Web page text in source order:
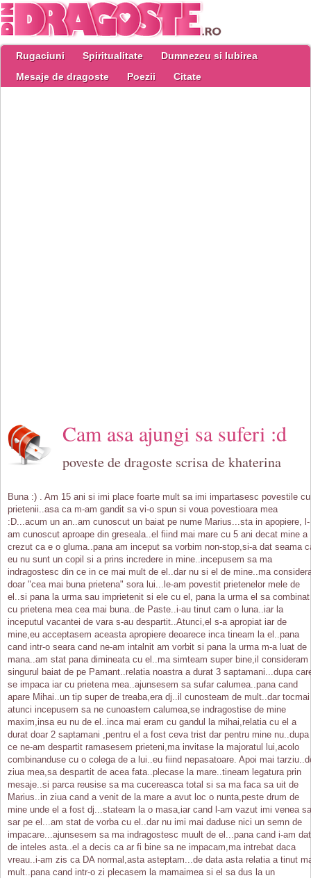
Rugaciuni Spiritualitate
Dumnezeu si Iubirea
Mesaje de dragoste
Poezii Citate
Cam asa ajungi sa suferi :d
poveste de dragoste scrisa de khaterina
Buna :) . Am 15 ani si imi place foarte mult sa imi impartasesc povestile cu
prietenii..asa ca m-am gandit sa vi-o spun si voua povestioara mea
:D...acum un an..am cunoscut un baiat pe nume Marius...sta in apopiere, l-
am cunoscut aproape din greseala..el fiind mai mare cu 5 ani decat mine a
crezut ca e o gluma..pana am inceput sa vorbim non-stop,si-a dat seama
eu nu sunt un copil si a prins incredere in mine..incepusem sa ma
indragostesc din ce in ce mai mult de el..dar nu si el de mine..ma
doar "cea mai buna prietena" sora lui...le-am povestit prietenelor mele de
el..si pana la urma sau imprietenit si ele cu el, pana la urma el sa combinat
cu prietena mea cea mai buna..de Paste..i-au tinut cam o luna..iar la
inceputul vacantei de vara s-au despartit..Atunci,el s-a apropiat iar de
mine,eu acceptasem aceasta apropiere deoarece inca tineam la el..pana
cand intr-o seara cand ne-am intalnit am vorbit si pana la urma m-a luat de
mana..am stat pana dimineata cu el..ma simteam super bine,il consideram
singurul baiat de pe Pamant..relatia noastra a durat 3 saptamani...dupa
se impaca iar cu prietena mea..ajunsesem sa sufar calumea..pana cand
apare Mihai..un tip super de treaba,era dj..il cunosteam de mult..dar tocmai
atunci incepusem sa ne cunoastem calumea,se indragostise de mine
maxim,insa eu nu de el..inca mai eram cu gandul la mihai,relatia cu el a
durat doar 2 saptamani ,pentru el a fost ceva trist dar pentru mine nu..dupa
ce ne-am despartit ramasesem prieteni,ma invitase la majoratul lui,acolo
combinanduse cu o colega de a lui..eu fiind nepasatoare. Apoi mai
ziua mea,sa despartit de acea fata..plecase la mare..tineam legatura prin
mesaje..si parca reusise sa ma cucereasca total si sa ma faca sa uit de
Marius..in ziua cand a venit de la mare a avut loc o nunta,peste drum de
mine unde el a fost dj...stateam la o masa,iar cand l-am vazut imi venea sa
sar pe el...am stat de vorba cu el..dar nu imi mai daduse nici un semn de
impacare...ajunsesem sa ma indragostesc muult de el...pana cand i-am dat
de inteles asta..el a decis ca ar fi bine sa ne impacam,ma intrebat daca
vreau..i-am zis ca DA normal,asta asteptam...de data asta relatia a tinut
mult..pana cand intr-o zi plecasem la mamaimea si el sa dus la un